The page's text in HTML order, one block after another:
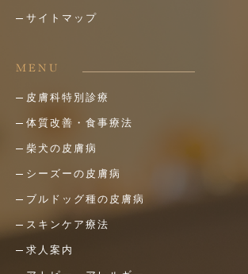
サイトマップ
MENU
皮膚科特別診療
体質改善・食事療法
柴犬の皮膚病
シーズーの皮膚病
ブルドッグ種の皮膚病
スキンケア療法
求人案内